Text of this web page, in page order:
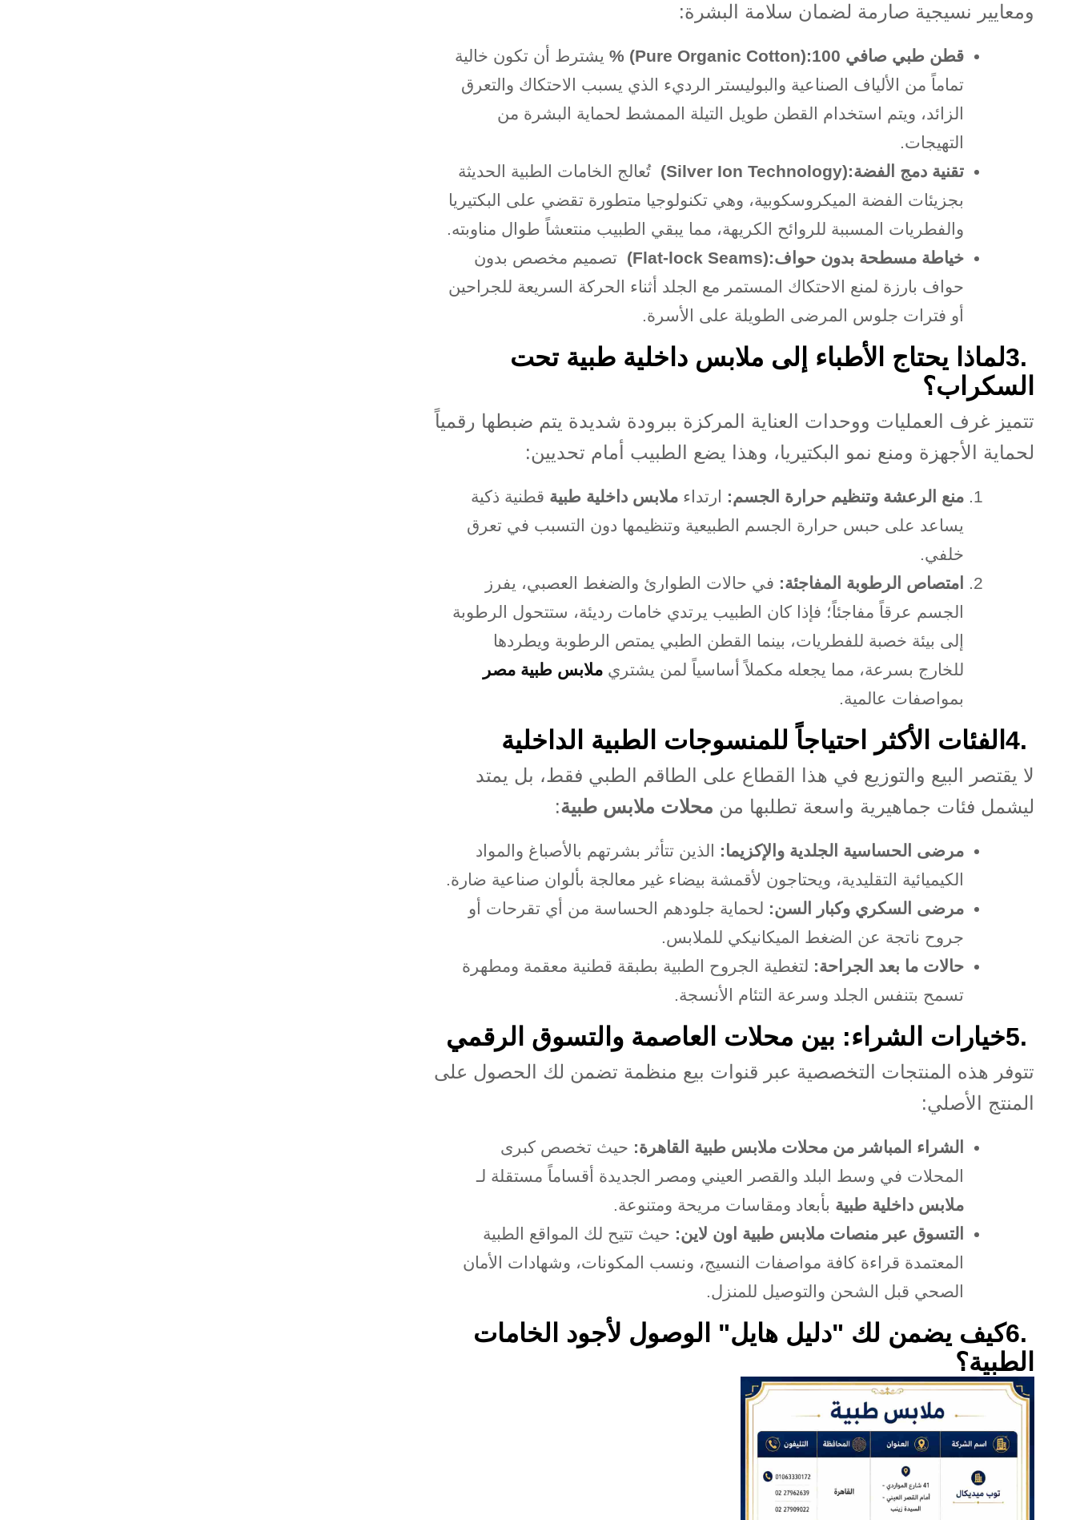
ومعايير نسيجية صارمة لضمان سلامة البشرة:
قطن طبي صافي 100 % (Pure Organic Cotton): يشترط أن تكون خالية
تماماً من الألياف الصناعية والبوليستر الرديء الذي يسبب الاحتكاك والتعرق
الزائد، ويتم استخدام القطن طويل التيلة الممشط لحماية البشرة من
التهيجات.
تقنية دمج الفضة(Silver Ion Technology): تُعالج الخامات الطبية الحديثة
بجزيئات الفضة الميكروسكوبية، وهي تكنولوجيا متطورة تقضي على البكتيريا
والفطريات المسببة للروائح الكريهة، مما يبقي الطبيب منتعشاً طوال مناوبته.
خياطة مسطحة بدون حواف(Flat-lock Seams): تصميم مخصص بدون
حواف بارزة لمنع الاحتكاك المستمر مع الجلد أثناء الحركة السريعة للجراحين
أو فترات جلوس المرضى الطويلة على الأسرة.
3.لماذا يحتاج الأطباء إلى ملابس داخلية طبية تحت
السكراب؟
تتميز غرف العمليات ووحدات العناية المركزة ببرودة شديدة يتم ضبطها رقمياً
لحماية الأجهزة ومنع نمو البكتيريا، وهذا يضع الطبيب أمام تحديين:
منع الرعشة وتنظيم حرارة الجسم: ارتداء ملابس داخلية طبية قطنية ذكية
يساعد على حبس حرارة الجسم الطبيعية وتنظيمها دون التسبب في تعرق
خلفي.
امتصاص الرطوبة المفاجئة: في حالات الطوارئ والضغط العصبي، يفرز
الجسم عرقاً مفاجئاً؛ فإذا كان الطبيب يرتدي خامات رديئة، ستتحول الرطوبة
إلى بيئة خصبة للفطريات، بينما القطن الطبي يمتص الرطوبة ويطردها
للخارج بسرعة، مما يجعله مكملاً أساسياً لمن يشتري ملابس طبية مصر
بمواصفات عالمية.
4. الفئات الأكثر احتياجاً للمنسوجات الطبية الداخلية
لا يقتصر البيع والتوزيع في هذا القطاع على الطاقم الطبي فقط، بل يمتد
ليشمل فئات جماهيرية واسعة تطلبها من محلات ملابس طبية:
مرضى الحساسية الجلدية والإكزيما:
الذين تتأثر بشرتهم بالأصباغ والمواد
الكيميائية التقليدية، ويحتاجون لأقمشة بيضاء غير معالجة بألوان صناعية ضارة.
مرضى السكري وكبار السن: لحماية جلودهم الحساسة من أي تقرحات أو
جروح ناتجة عن الضغط الميكانيكي للملابس.
حالات ما بعد الجراحة: لتغطية الجروح الطبية بطبقة قطنية معقمة ومطهرة
تسمح بتنفس الجلد وسرعة التئام الأنسجة.
5.خيارات الشراء: بين محلات العاصمة والتسوق الرقمي
تتوفر هذه المنتجات التخصصية عبر قنوات بيع منظمة تضمن لك الحصول على
المنتج الأصلي:
الشراء المباشر من محلات ملابس طبية القاهرة: حيث تخصص كبرى
المحلات في وسط البلد والقصر العيني ومصر الجديدة أقساماً مستقلة لـ
ملابس داخلية طبية بأبعاد ومقاسات مريحة ومتنوعة.
التسوق عبر منصات ملابس طبية اون لاين: حيث تتيح لك المواقع الطبية
المعتمدة قراءة كافة مواصفات النسيج، ونسب المكونات، وشهادات الأمان
الصحي قبل الشحن والتوصيل للمنزل.
6.كيف يضمن لك "دليل هايل" الوصول لأجود الخامات
الطبية؟